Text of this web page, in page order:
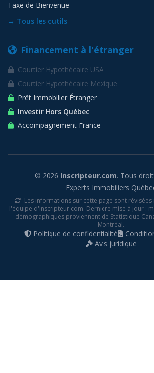
Taxe de Bienvenue
→ Tous les outils
Financement à l'étranger
Courtier Hypothécaire USA
Courtier Hypothécaire Mexique
Prêt Immobilier Étranger
Investir Hors Québec
Accompagnement France
© 2026 Inscripteur.com. Tous
Experts Immobiliers
Les informations sur cette page sont
l'équipe d'Inscripteur.com. Dernière mise à jour :
démographiques proviennent de Statistique
Montréal.
Politique de confidentialité
Avis juridique